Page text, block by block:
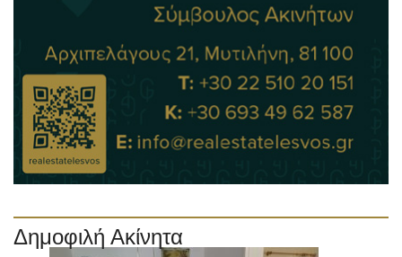
Δημοφιλή Ακίνητα